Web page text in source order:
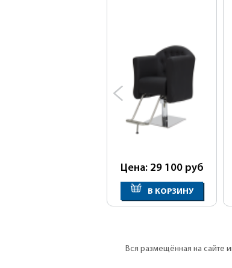
Цена: 29 100 руб
В КОРЗИНУ
Вся размещённая на сайте